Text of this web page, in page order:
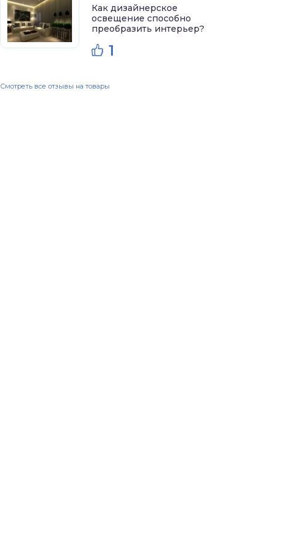
Как дизайнерское
освещение способно
преобразить интерьер?
1
Смотреть все отзывы на товары